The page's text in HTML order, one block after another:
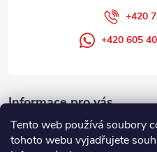
Tento web používá soubory
tohoto webu vyjadřujete
Informace pro vás
+420
+420 605